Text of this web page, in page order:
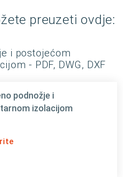
preuzeti ovdje:
i postojećom
- PDF, DWG, DXF
podnožje i
izolacijom